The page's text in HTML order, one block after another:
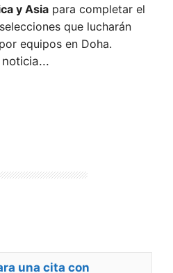
y Asia para completar el
que lucharán
equipos en Doha.
a la
del